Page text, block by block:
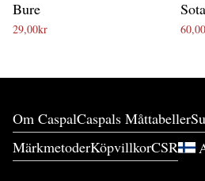
Bure
29,00kr 60,00
Om CaspalCaspals Måttabeller
MärkmetoderKöpvillkorCSR